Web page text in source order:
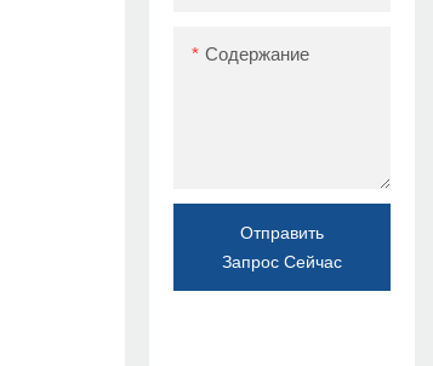
Содержание
Отправить
Запрос Сейчас